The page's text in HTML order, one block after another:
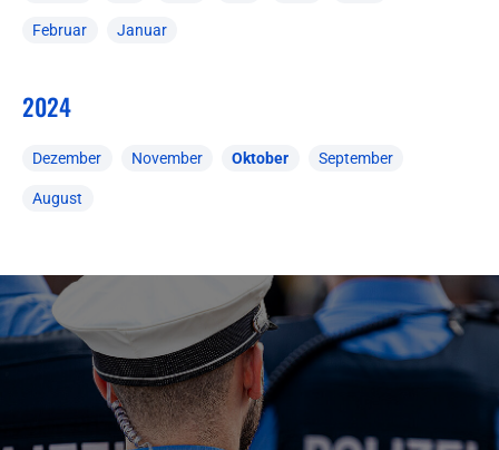
Februar Januar
2024
Dezember November Oktober September
August